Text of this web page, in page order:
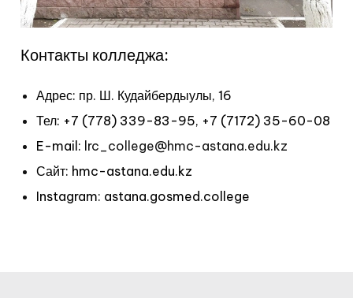
Контакты колледжа:
Адрес: пр. Ш. Кудайбердыулы, 16
Тел: +7 (778) 339-83-95, +7 (7172) 35-60-08
E-mail: lrc_college@hmc-astana.edu.kz
Сайт: hmc-astana.edu.kz
Instagram: astana.gosmed.college